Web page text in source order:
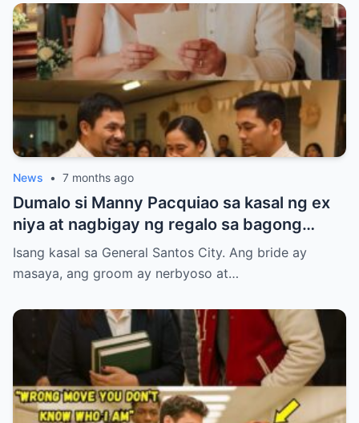
News • 7 months ago
Dumalo si Manny Pacquiao sa kasal ng ex
niya at nagbigay ng regalo sa bagong
kasal.
Isang kasal sa General Santos City. Ang bride ay
masaya, ang groom ay nerbyoso at…